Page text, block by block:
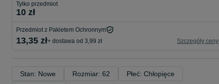
Tylko przedmiot
10 zł
Przedmiot z Pakietem Ochronnym
13,35 zł+ dostawa od 3,99 zł Szczegóły ceny
Stan: Nowe Rozmiar: 62
Płeć: Chłopięce